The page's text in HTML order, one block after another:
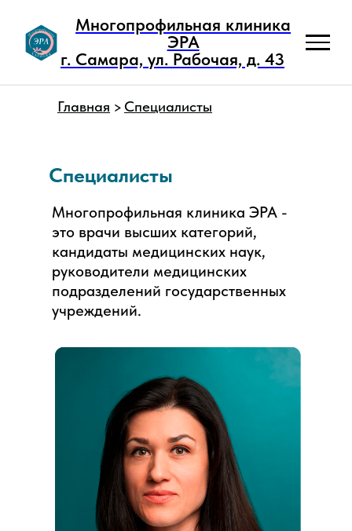
Многопрофильная клиника
ЭРА
г. Самара, ул. Рабочая, д. 43
Главная Специалисты
>
Многопрофильная клиника ЭРА -
это врачи высших категорий,
кандидаты медицинских наук,
руководители медицинских
подразделений государственных
учреждений.
Специалисты